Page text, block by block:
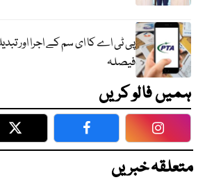
پی ٹی اے کا ای سم کے اجرا اور
فیصلہ
ہمیں فالو کریں
Twitter Facebook
متعلقہ خبریں